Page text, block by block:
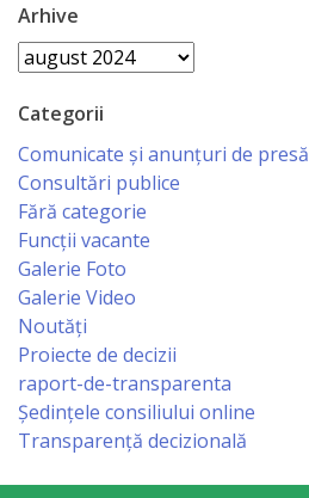
şi
Specialist
în
Problemele
Tineretului
şi
Sportului
Specialist
pentru
Arhive
Arhive
Categorii
Comunicate și anunțuri de presă
Consultări publice
Fără categorie
Funcții vacante
Galerie Foto
Galerie Video
Noutăți
Proiecte de decizii
raport-de-transparenta
Ședințele consiliului online
Transparență decizională